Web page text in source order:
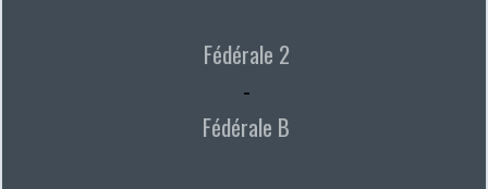
Fédérale 2
-
Fédérale B